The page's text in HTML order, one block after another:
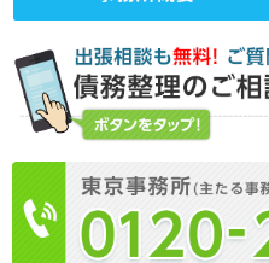
務所概要